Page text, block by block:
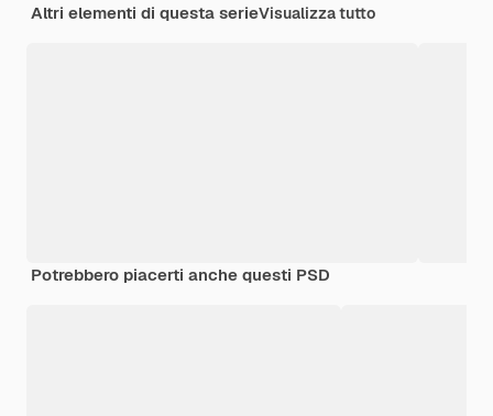
Altri elementi di questa serieVisualizza tutto
Potrebbero piacerti anche questi PSD